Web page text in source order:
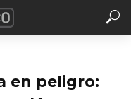
en peligro: